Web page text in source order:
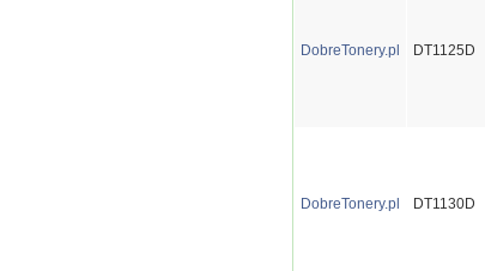
DobreTonery.pl DT1125D
DobreTonery.pl DT1130D